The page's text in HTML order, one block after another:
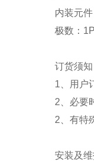
内装元
极数：
订货须知
1、用户
2、必要
2、有特
安装及